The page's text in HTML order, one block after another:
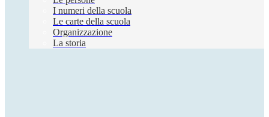
I numeri della scuola
Le carte della scuola
Organizzazione
La storia